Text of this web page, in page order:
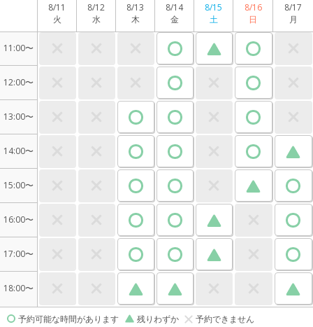
8/11
火
8/12
水
8/13
木
8/14
金
8/15
土
8/16
日
8/17
月
11:00〜
12:00〜
13:00〜
14:00〜
15:00〜
16:00〜
17:00〜
18:00〜
予約可能な時間があります 残りわずか 予約できません